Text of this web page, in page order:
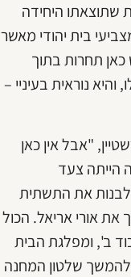
שתוצאתו היחידה
בית יהודי מאשר
תחרות בתוך
נוראית בעיניי –
"אבל אין כאן
צעד
לבנות את התשתית
אורי אריאל. הכול
ב', ומפלגת הבית
להמשך שלטון המחנה